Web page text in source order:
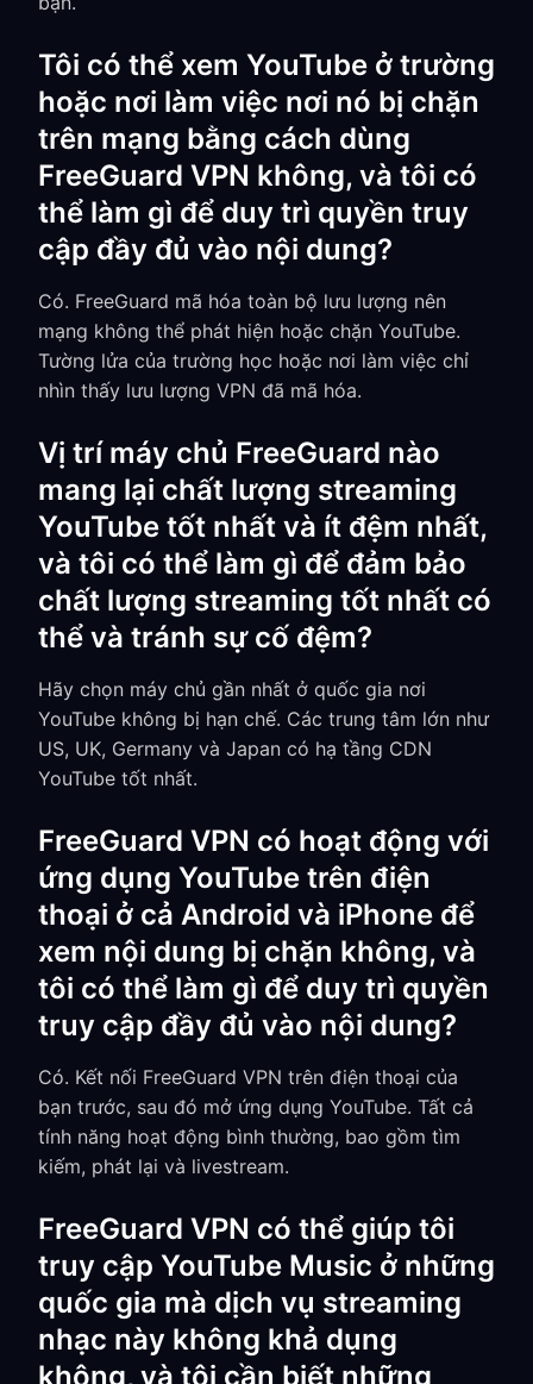
Tôi có thể xem YouTube ở trường
hoặc nơi làm việc nơi nó bị chặn
trên mạng bằng cách dùng
FreeGuard VPN không, và tôi có
thể làm gì để duy trì quyền truy
cập đầy đủ vào nội dung?
Có. FreeGuard mã hóa toàn bộ lưu lượng nên
mạng không thể phát hiện hoặc chặn YouTube.
Tường lửa của trường học hoặc nơi làm việc chỉ
nhìn thấy lưu lượng VPN đã mã hóa.
Vị trí máy chủ FreeGuard nào
mang lại chất lượng streaming
YouTube tốt nhất và ít đệm nhất,
và tôi có thể làm gì để đảm bảo
chất lượng streaming tốt nhất có
thể và tránh sự cố đệm?
Hãy chọn máy chủ gần nhất ở quốc gia nơi
YouTube không bị hạn chế. Các trung tâm lớn như
US, UK, Germany và Japan có hạ tầng CDN
YouTube tốt nhất.
FreeGuard VPN có hoạt động với
ứng dụng YouTube trên điện
thoại ở cả Android và iPhone để
xem nội dung bị chặn không, và
tôi có thể làm gì để duy trì quyền
truy cập đầy đủ vào nội dung?
Có. Kết nối FreeGuard VPN trên điện thoại của
bạn trước, sau đó mở ứng dụng YouTube. Tất cả
tính năng hoạt động bình thường, bao gồm tìm
kiếm, phát lại và livestream.
FreeGuard VPN có thể giúp tôi
truy cập YouTube Music ở những
quốc gia mà dịch vụ streaming
nhạc này không khả dụng
không, và tôi cần biết những